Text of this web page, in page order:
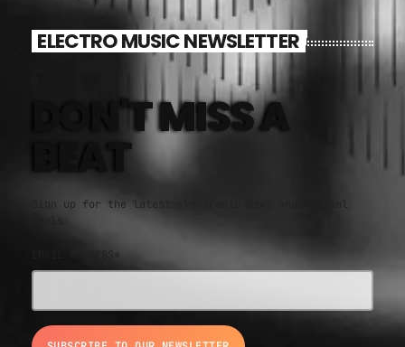
ELECTRO MUSIC NEWSLETTER
DON'T MISS A
BEAT
Sign up for the latest electronic news and special
EMAIL ADDRESS*